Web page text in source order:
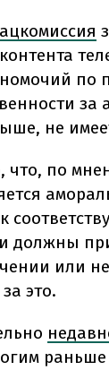
по
за
не
что, по
должны
или
это.
раньше